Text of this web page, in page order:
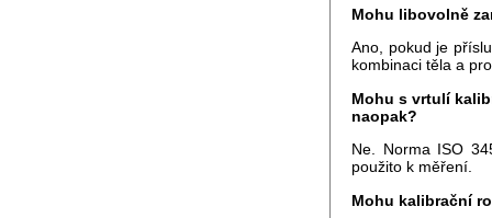
Mohu libovolně
Ano, pokud je
kombinaci těla a
Mohu s vrtulí
naopak?
Ne. Norma ISO
použito k měření.
Mohu kalibrační